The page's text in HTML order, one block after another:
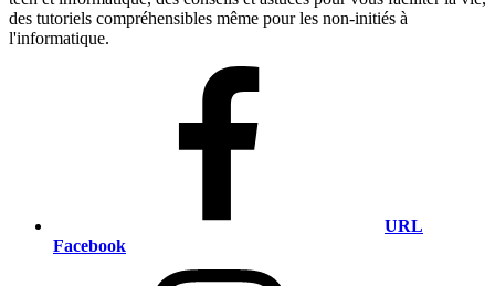
des tutoriels compréhensibles même pour les non-initiés à
l'informatique.
URL
Facebook